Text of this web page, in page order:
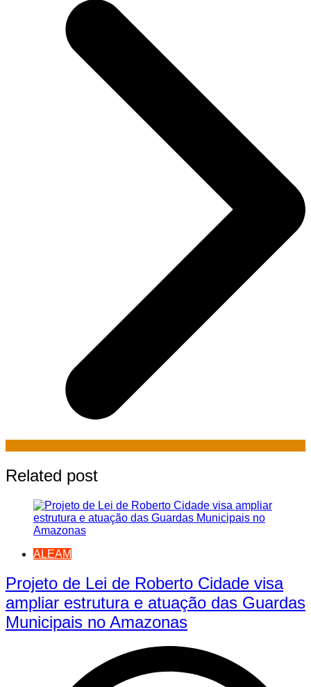
Related post
ALEAM
Projeto de Lei de Roberto Cidade visa
ampliar estrutura e atuação das Guardas
Municipais no Amazonas